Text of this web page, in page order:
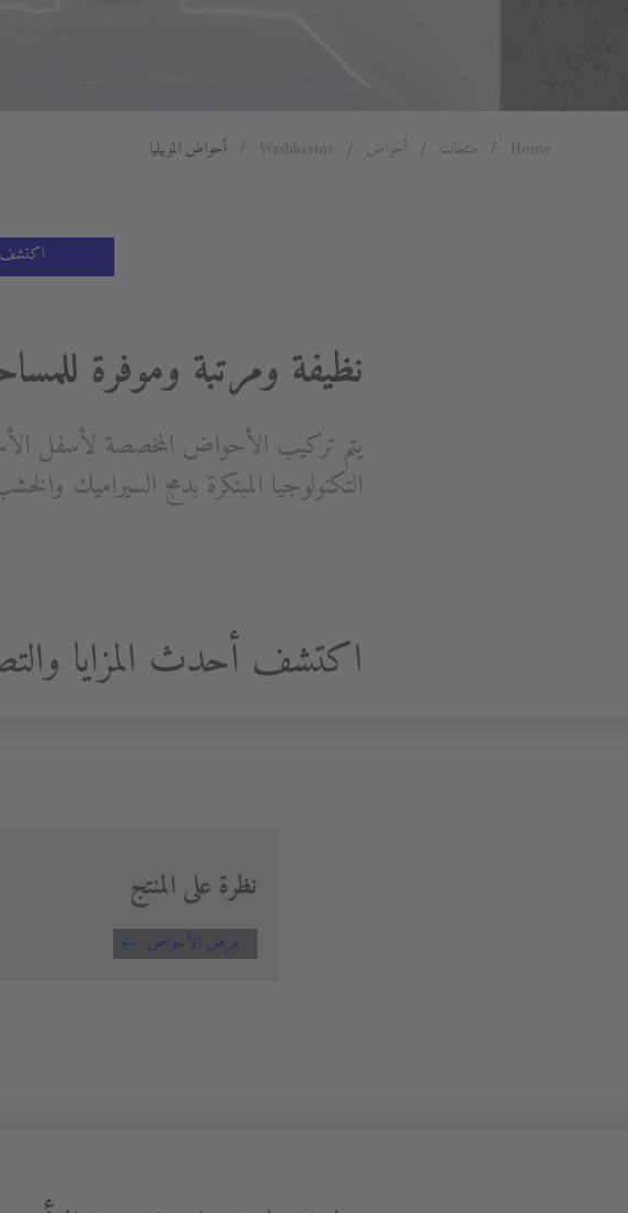
Home منتجات أحواض Washbasins أحواض الموبيليا
نظيفة ومرتبة وموفرة
يتم تركيب الأحواض المخصصة لأسفل
التكنولوجيا المبتكرة بدمج السيراميك
اكتشف أحدث المزايا
نظرة على المنتج
عرض الأحواض